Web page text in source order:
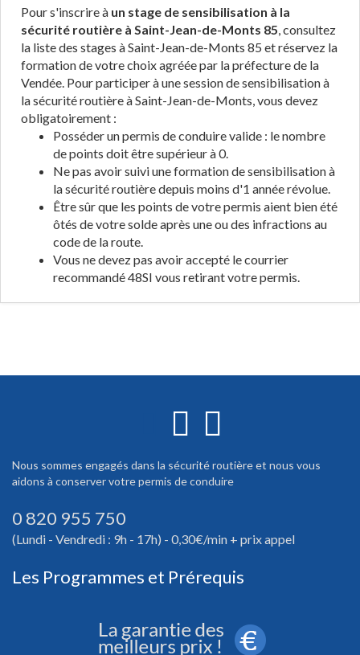
Pour s'inscrire à un stage de sensibilisation à la
sécurité routière à Saint-Jean-de-Monts 85, consultez
la liste des stages à Saint-Jean-de-Monts 85 et réservez la
formation de votre choix agréée par la préfecture de la
Vendée. Pour participer à une session de sensibilisation à
la sécurité routière à Saint-Jean-de-Monts, vous devez
obligatoirement :
Posséder un permis de conduire valide : le nombre
de points doit être supérieur à 0.
Ne pas avoir suivi une formation de sensibilisation à
la sécurité routière depuis moins d'1 année révolue.
Être sûr que les points de votre permis aient bien été
ôtés de votre solde après une ou des infractions au
code de la route.
Vous ne devez pas avoir accepté le courrier
recommandé 48SI vous retirant votre permis.
Nous sommes engagés dans la sécurité routière et nous vous
aidons à conserver votre permis de conduire
0 820 955 750
(Lundi - Vendredi : 9h - 17h) - 0,30€/min + prix appel
Les Programmes et Prérequis